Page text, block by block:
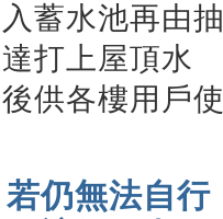
蓄水池再由抽
打上屋頂水
供各樓用戶使
仍無法自行